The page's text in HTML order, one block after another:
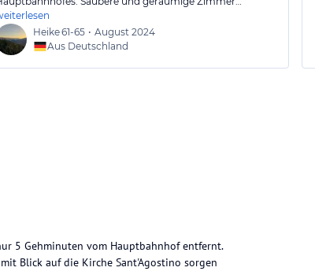
Heike61-65 • August 2024
Aus Deutschland
5 Gehminuten vom Hauptbahnhof entfernt.
Blick auf die Kirche Sant'Agostino sorgen